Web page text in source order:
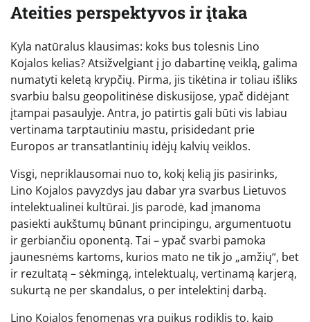
Ateities perspektyvos ir įtaka
Kyla natūralus klausimas: koks bus tolesnis Lino
Kojalos kelias? Atsižvelgiant į jo dabartinę veiklą, galima
numatyti keletą krypčių. Pirma, jis tikėtina ir toliau išliks
svarbiu balsu geopolitinėse diskusijose, ypač didėjant
įtampai pasaulyje. Antra, jo patirtis gali būti vis labiau
vertinama tarptautiniu mastu, prisidedant prie
Europos ar transatlantinių idėjų kalvių veiklos.
Visgi, nepriklausomai nuo to, kokį kelią jis pasirinks,
Lino Kojalos pavyzdys jau dabar yra svarbus Lietuvos
intelektualinei kultūrai. Jis parodė, kad įmanoma
pasiekti aukštumų būnant principingu, argumentuotu
ir gerbiančiu oponentą. Tai – ypač svarbi pamoka
jaunesnėms kartoms, kurios mato ne tik jo „amžių“, bet
ir rezultatą – sėkmingą, intelektualų, vertinamą karjerą,
sukurtą ne per skandalus, o per intelektinį darbą.
Lino Kojalos fenomenas yra puikus rodiklis to, kaip